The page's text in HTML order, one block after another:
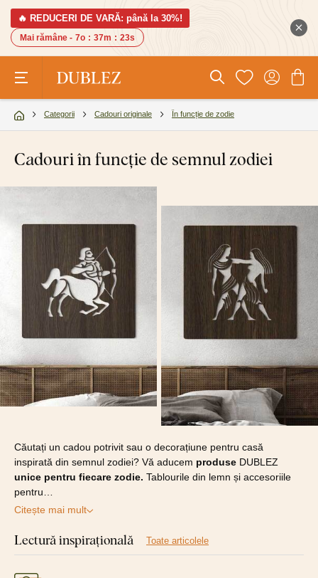
🔥 REDUCERI DE VARĂ: până la 30%!
Mai rămâne - 7o : 37m : 22s
Categorii Cadouri originale În funcție de zodie
Cadouri în funcție de semnul zodiei
Căutați un cadou potrivit sau o decorațiune pentru casă
inspirată din semnul zodiei? Vă aducem produse DUBLEZ
unice pentru fiecare zodie. Tablourile din lemn și accesoriile
pentru…
Citește mai mult
Lectură inspirațională Toate articolele